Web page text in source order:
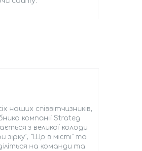
співвітчизників,
компанії Strateg
з великої колоди
зірку", "Що в місті" та
на команди та